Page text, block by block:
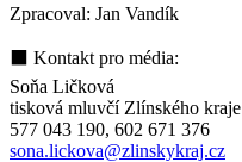
Zpracoval: Jan Vandík
⬛ Kontakt pro média:
Soňa Ličková
tisková mluvčí Zlínského kraje
577 043 190, 602 671 376
sona.lickova@zlinskykraj.cz